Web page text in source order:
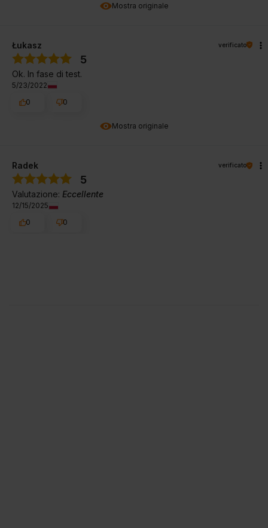
Mostra originale
Mostra originale
Łukasz verificato
5
Ok. In fase di test.
5/23/2022
0
0
Radek verificato
5
Valutazione: Eccellente
12/15/2025
0
0